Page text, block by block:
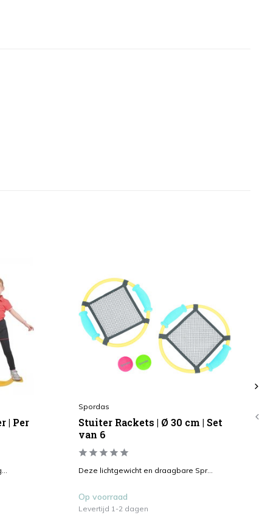
| Per
Spordas
Stuiter Rackets | Ø 30 cm | Set
van 6
Deze lichtgewicht en draagbare Spr...
Op voorraad
Levertijd 1-2 dagen